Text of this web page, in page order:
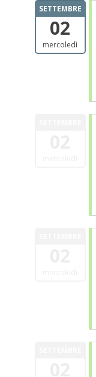
SETTEMBRE
02
mercoledì